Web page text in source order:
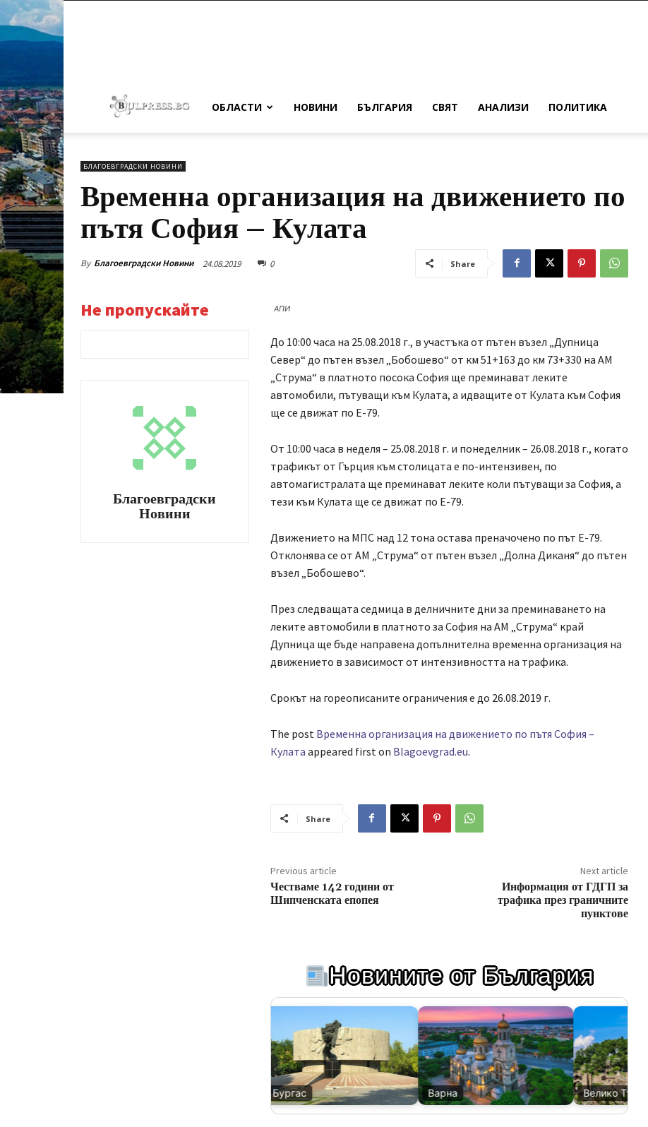
ОБЛАСТИ НОВИНИ БЪЛГАРИЯ СВЯТ АНАЛИЗИ ПОЛИТИКА
БЛАГОЕВГРАДСКИ НОВИНИ
Временна организация на движението по
пътя София – Кулата
By Благоевградски Новини 24.08.2019 0 Share
Не пропускайте
Благоевградски
Новини
АПИ
До 10:00 часа на 25.08.2018 г., в участъка от пътен възел „Дупница
Север“ до пътен възел „Бобошево“ от км 51+163 до км 73+330 на АМ
„Струма“ в платното посока София ще преминават леките
автомобили, пътуващи към Кулата, а идващите от Кулата към София
ще се движат по Е-79.
От 10:00 часа в неделя – 25.08.2018 г. и понеделник – 26.08.2018 г., когато
трафикът от Гърция към столицата е по-интензивен, по
автомагистралата ще преминават леките коли пътуващи за София, а
тези към Кулата ще се движат по Е-79.
Движението на МПС над 12 тона остава преначочено по път Е-79.
Отклонява се от АМ „Струма“ от пътен възел „Долна Диканя“ до пътен
възел „Бобошево“.
През следващата седмица в делничните дни за преминаването на
леките автомобили в платното за София на АМ „Струма“ край
Дупница ще бъде направена допълнителна временна организация на
движението в зависимост от интензивността на трафика.
Срокът на гореописаните ограничения е до 26.08.2019 г.
The post Временна организация на движението по пътя София –
Кулата appeared first on Blagoevgrad.eu.
Share
Previous article
Честваме 142 години от
Шипченската епопея
Next article
Информация от ГДГП за
трафика през граничните
пунктове
Новините от България
Бургас Варна Велико Търново